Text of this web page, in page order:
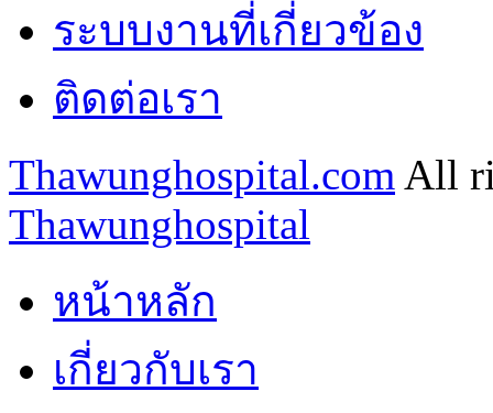
ระบบงานที่เกี่ยวข้อง
ติดต่อเรา
Thawunghospital.com All
Thawunghospital
หน้าหลัก
เกี่ยวกับเรา